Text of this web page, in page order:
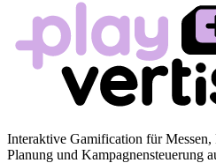
Interaktive Gamification für
Planung und Kampagnensteuerung